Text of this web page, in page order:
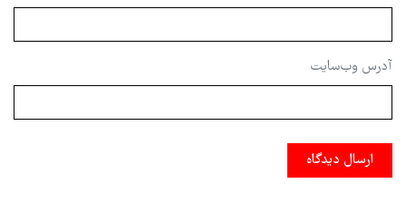
آدرس وب‌سایت
ارسال دیدگاه